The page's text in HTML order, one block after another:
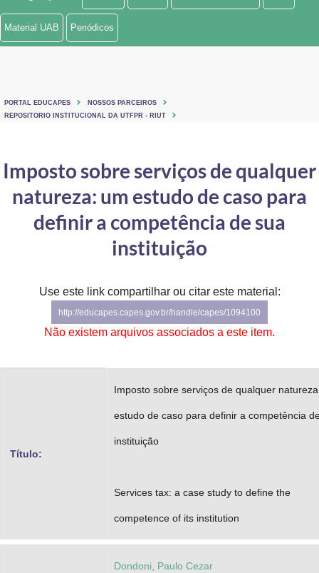
Ministério de Minas e Energia
Ministério do Turismo
Controladoria-Geral da União
Gabinete de Segurança Institucional
Advocacia-Geral da União
Material UAB Periódicos
PORTAL EDUCAPES
NOSSOS PARCEIROS
REPOSITORIO INSTITUCIONAL DA UTFPR - RIUT
Imposto sobre serviços de qualquer
natureza: um estudo de caso para
definir a competência de sua
instituição
Use este link compartilhar ou citar este material:
http://educapes.capes.gov.br/handle/capes/1094100
Não existem arquivos associados a este item.
Título:
Imposto sobre serviços de qualquer
estudo de caso para definir a competência
instituição
Services tax: a case study to define the
competence of its institution
Dondoni, Paulo Cezar